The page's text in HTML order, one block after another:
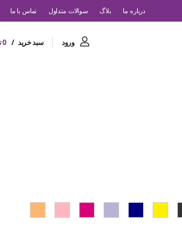
درباره ما بلاگ سوالات متداول تماس با ما
ورود سبد خرید 0 تومان